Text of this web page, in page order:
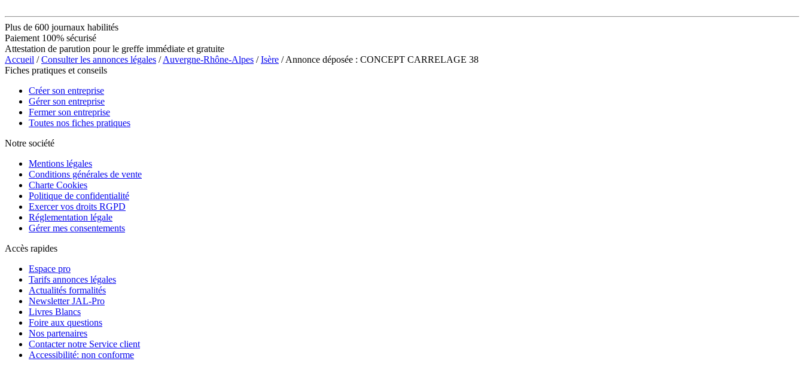
Plus de 600 journaux habilités
Paiement 100% sécurisé
Attestation de parution pour le greffe immédiate et gratuite
Accueil /Consulter les annonces légales /Auvergne-Rhône-Alpes /Isère / Annonce déposée : CONCEPT CARRELAGE 38
Fiches pratiques et conseils
Créer son entreprise
Gérer son entreprise
Fermer son entreprise
Toutes nos fiches pratiques
Notre société
Mentions légales
Conditions générales de vente
Charte Cookies
Politique de confidentialité
Exercer vos droits RGPD
Réglementation légale
Gérer mes consentements
Accès rapides
Espace pro
Tarifs annonces légales
Actualités formalités
Newsletter JAL-Pro
Livres Blancs
Foire aux questions
Nos partenaires
Contacter notre Service client
Accessibilité: non conforme